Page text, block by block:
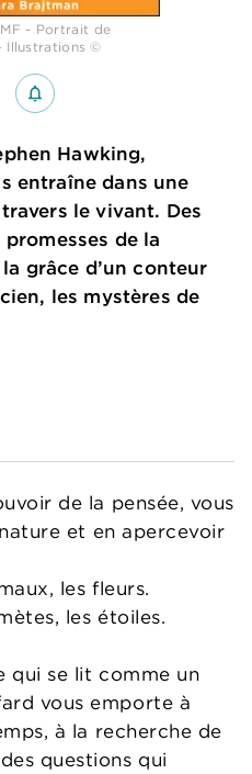
- Portrait de
Illustrations ©
notifications_none_outlined
Hawking,
entraîne dans une
le vivant. Des
de la
grâce d’un conteur
les mystères de
de la pensée, vous
et en apercevoir
les fleurs.
les étoiles.
qui se lit comme un
vous emporte à
à la recherche de
questions qui